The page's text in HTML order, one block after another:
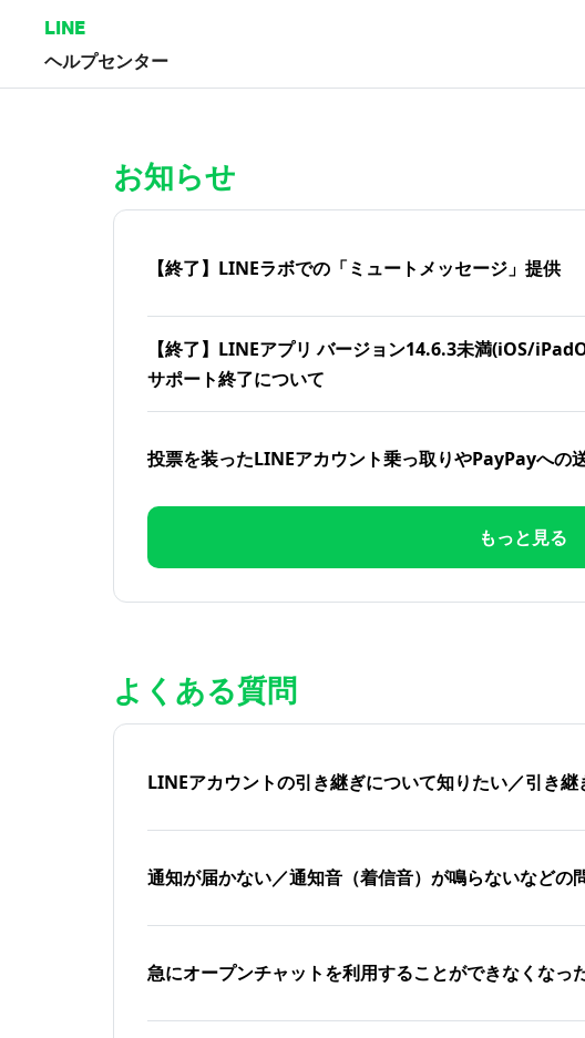
LINE
ヘルプセンター
お知らせ
【終了】LINEラボでの「ミュートメッセージ」提供
【終了】LINEアプリ バージョン14.6.3未満(iOS/
サポート終了について
投票を装ったLINEアカウント乗っ取りやPayPayへの
もっと見る
よくある質問
LINEアカウントの引き継ぎについて知りたい／引き
通知が届かない／通知音（着信音）が鳴らないなどの
急にオープンチャットを利用することができなくなっ